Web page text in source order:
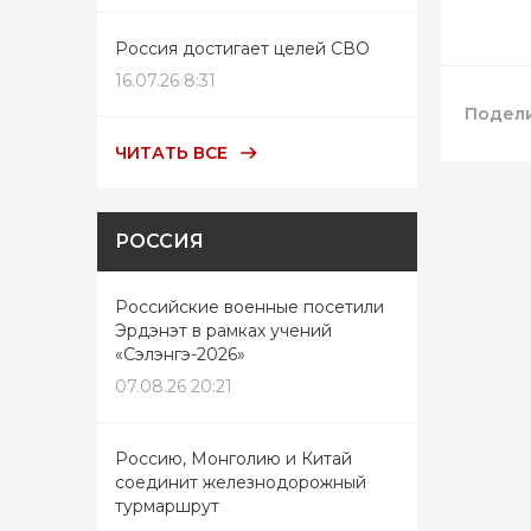
Россия достигает целей СВО
16.07.26 8:31
ЧИТАТЬ ВСЕ
РОССИЯ
Российские военные посетили
Эрдэнэт в рамках учений
«Сэлэнгэ-2026»
07.08.26 20:21
Россию, Монголию и Китай
соединит железнодорожный
турмаршрут